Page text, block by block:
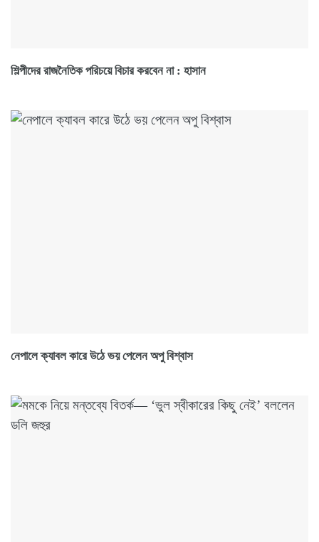
শিল্পীদের রাজনৈতিক পরিচয়ে বিচার করবেন না : হাসান
নেপালে ক্যাবল কারে উঠে ভয় পেলেন অপু বিশ্বাস